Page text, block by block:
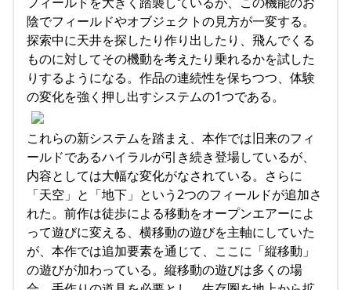
陰でフィールドやオブジェクトの見方が一変する。
探索中に天井を探したり作り出したり、飛んでくる
ものに対してその機動を考えたり乗れるかを試した
りするようになる。作品の連続性を保ちつつ、体験
の変化を強く押し出すシステムの1つである。
これらの新システムを踏まえ、本作では旧来のフィ
ールドであるハイラルが引き続き登場しているが、
内容としては大幅な変化がなされている。さらに
「天空」と「地下」という2つのフィールドが追加さ
れた。前作は徒歩による移動をオープンエアーによ
って遊びに変える、横移動の遊びを主軸にしていた
が、本作では追加要素を通じて、ここに「縦移動」
の遊びが加わっている。縦移動の遊びは多くの場